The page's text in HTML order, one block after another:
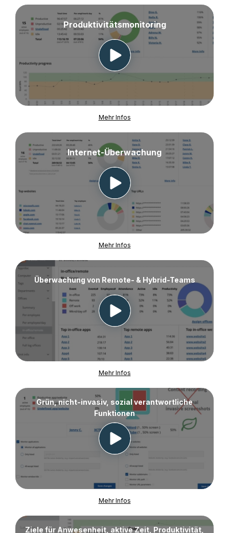
Produktivitätsmonitoring
Mehr Infos
Internet-Überwachung
Mehr Infos
Überwachung von Remote- & Hybrid-Teams
Mehr Infos
Grün, nicht-invasiv, sozial verantwortliche
Funktionen
Mehr Infos
Ziele für Anwesenheit, aktive Zeit, Produktivität,